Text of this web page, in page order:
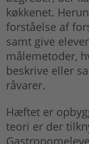
køkkenet.
forståelse af
samt give
målemetoder,
beskrive eller
råvarer.
Hæftet er
teori er der